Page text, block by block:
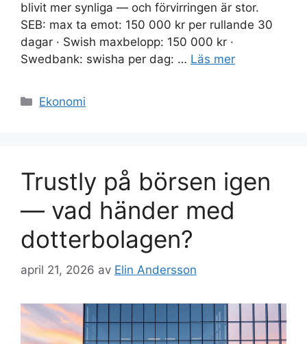
blivit mer synliga — och förvirringen är stor.
SEB: max ta emot: 150 000 kr per rullande 30
dagar · Swish maxbelopp: 150 000 kr ·
Swedbank: swisha per dag: … Läs mer
Kategorier
Ekonomi
Trustly på börsen igen
— vad händer med
dotterbolagen?
april 21, 2026 av Elin Andersson